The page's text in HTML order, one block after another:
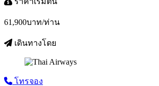
61,900บาท/ท่าน
เดินทางโดย
โทรจอง